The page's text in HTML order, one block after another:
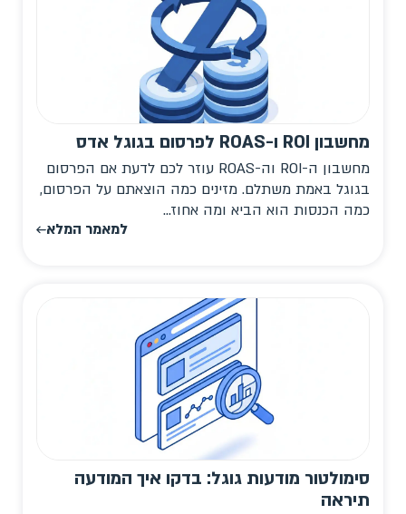
מחשבון ROI ו-ROAS לפרסום בגוגל אדס
מחשבון ה-ROI וה-ROAS עוזר לכם לדעת אם הפרסום
בגוגל באמת משתלם. מזינים כמה הוצאתם על הפרסום,
כמה הכנסות הוא הביא ומה אחוז...
למאמר המלא
סימולטור מודעות גוגל: בדקו איך המודעה
תיראה